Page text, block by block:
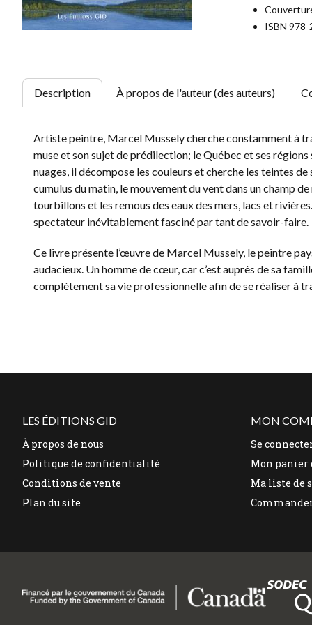
ISBN
Description À propos de l'auteur (des auteurs)
Artiste peintre, Marcel Mussely cherche constamment à
muse et son sujet de prédilection; le Québec et ses
nuages, il décompose les couleurs et cherche les teintes
cumulus du matin, le mouvement du vent dans un champ
tourbillons et les remous des eaux des mers, lacs et
spectateur inévitablement fasciné par tant de savoir-faire.
Ce livre présente l’œuvre de Marcel Mussely, le peintre
audacieux. Un homme de cœur, car c’est auprès de sa
complètement sa vie professionnelle afin de se réaliser à
LES ÉDITIONS GID
À propos de nous
Politique de confidentialité
Conditions de vente
Plan du site
MON
Se
Mon panier
Ma liste de